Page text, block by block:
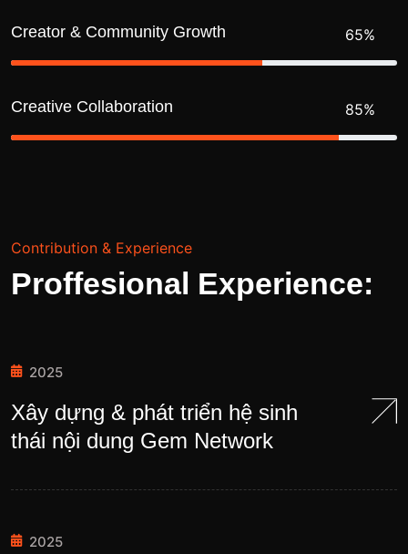
65%
Creator & Community Growth
85%
Creative Collaboration
Contribution & Experience
Proffesional Experience:
2025
Xây dựng & phát triển hệ sinh
thái nội dung Gem Network
2025